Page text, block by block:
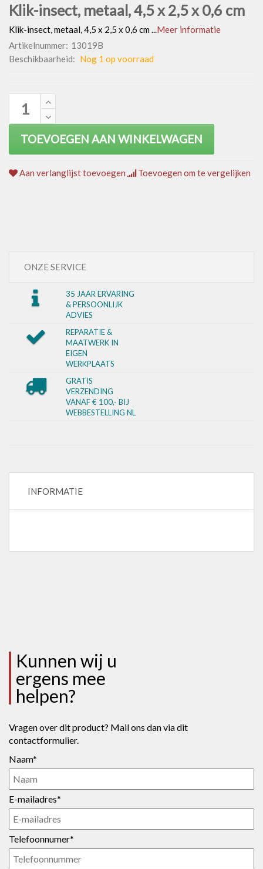
Klik-insect, metaal, 4,5 x 2,5 x 0,6 cm
Klik-insect, metaal, 4,5 x 2,5 x 0,6 cm ... Meer informatie
Artikelnummer: 13019B
Beschikbaarheid: Nog 1 op voorraad
TOEVOEGEN AAN WINKELWAGEN
Aan verlanglijst toevoegen Toevoegen om te vergelijken
ONZE SERVICE
35 JAAR ERVARING
& PERSOONLIJK
ADVIES
REPARATIE &
MAATWERK IN
EIGEN
WERKPLAATS
GRATIS
VERZENDING
VANAF € 100,- BIJ
WEBBESTELLING NL
INFORMATIE
Kunnen wij u
ergens mee
helpen?
Vragen over dit product? Mail ons dan via dit
contactformulier.
Naam*
E-mailadres*
Telefoonnumer*